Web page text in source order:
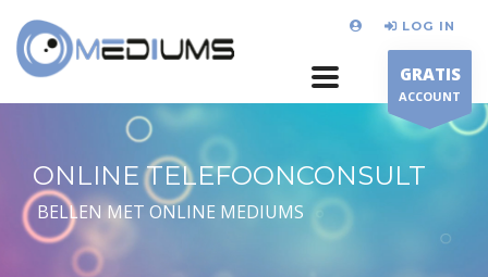
LOG IN
GRATIS
ACCOUNT
ONLINE TELEFOONCONSULT
BELLEN MET ONLINE MEDIUMS